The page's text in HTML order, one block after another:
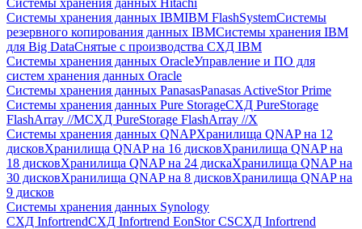
Системы хранения данных IBMIBM FlashSystemСистемы
резервного копирования данных IBMСистемы хранения IBM
для Big DataСнятые с производства СХД IBM
Системы хранения данных OracleУправление и ПО для
систем хранения данных Oracle
Системы хранения данных PanasasPanasas ActiveStor Prime
Системы хранения данных Pure StorageСХД PureStorage
FlashArray //MСХД PureStorage FlashArray //X
Системы хранения данных QNAPХранилища QNAP на 12
дисковХранилища QNAP на 16 дисковХранилища QNAP на
18 дисковХранилища QNAP на 24 дискаХранилища QNAP на
30 дисковХранилища QNAP на 8 дисковХранилища QNAP на
9 дисков
Системы хранения данных Synology
СХД InfortrendСХД Infortrend EonStor CSСХД Infortrend